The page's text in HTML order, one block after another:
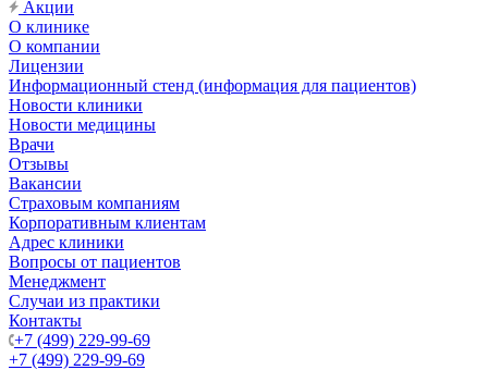
Акции
О клинике
О компании
Лицензии
Информационный стенд (информация для пациентов)
Новости клиники
Новости медицины
Врачи
Отзывы
Вакансии
Страховым компаниям
Корпоративным клиентам
Адрес клиники
Вопросы от пациентов
Менеджмент
Случаи из практики
Контакты
+7 (499) 229-99-69
+7 (499) 229-99-69